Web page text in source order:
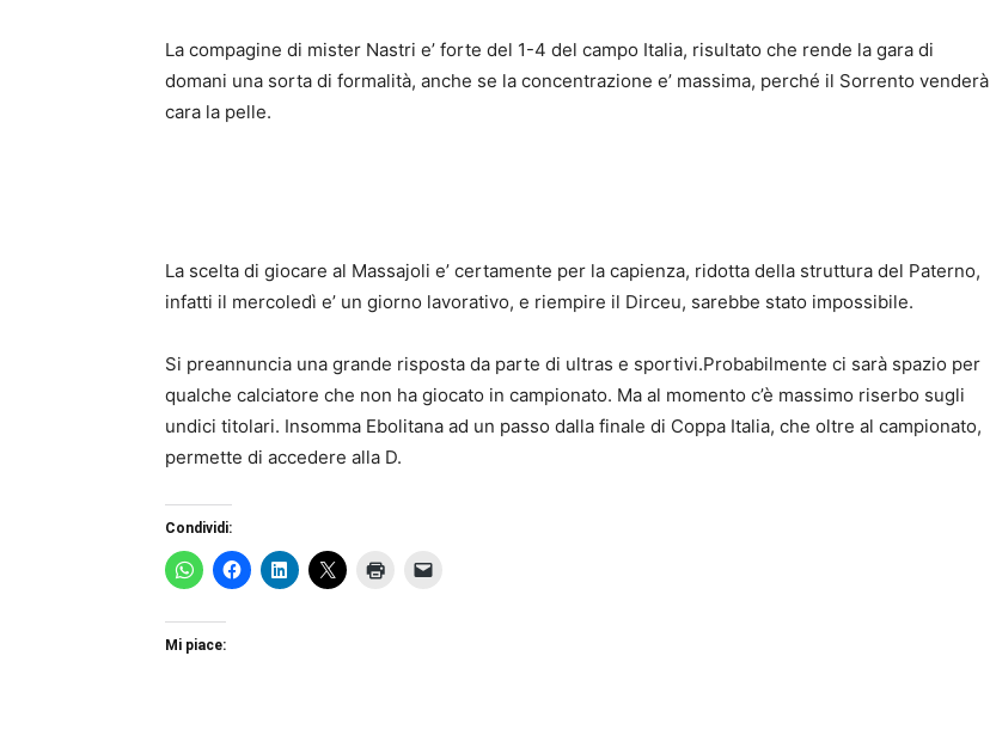
La compagine di mister Nastri e’ forte del 1-4 del campo Italia, risultato che rende la gara di
domani una sorta di formalità, anche se la concentrazione e’ massima, perché il Sorrento venderà
cara la pelle.
La scelta di giocare al Massajoli e’ certamente per la capienza, ridotta della struttura del Paterno,
infatti il mercoledì e’ un giorno lavorativo, e riempire il Dirceu, sarebbe stato impossibile.
Si preannuncia una grande risposta da parte di ultras e sportivi.Probabilmente ci sarà spazio per
qualche calciatore che non ha giocato in campionato. Ma al momento c’è massimo riserbo sugli
undici titolari. Insomma Ebolitana ad un passo dalla finale di Coppa Italia, che oltre al campionato,
permette di accedere alla D.
Condividi:
Mi piace: